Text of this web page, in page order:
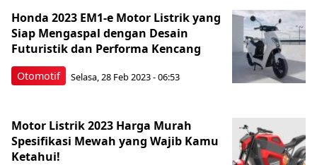
Otomotif
Honda 2023 EM1-e Motor Listrik yang
Siap Mengaspal dengan Desain
Futuristik dan Performa Kencang
Selasa, 28 Feb 2023 - 06:53
Motor Listrik 2023 Harga Murah
Spesifikasi Mewah yang Wajib Kamu
Ketahui!